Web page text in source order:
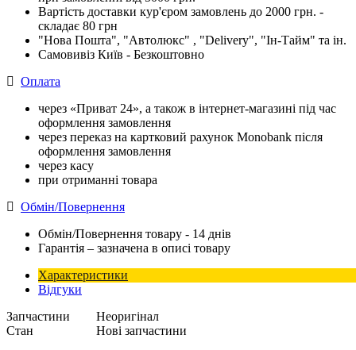
Вартість доставки кур'єром замовлень до 2000 грн. -
складає 80 грн
"Нова Пошта", "Автолюкс" , "Delivery", "Iн-Тайм" та ін.
Самовивіз Київ - Безкоштовно
Оплата
через «Приват 24», а також в інтернет-магазині під час
оформлення замовлення
через переказ на картковий рахунок Monobank після
оформлення замовлення
через касу
при отриманні товара
Обмін/Повернення
Обмін/Повернення товару - 14 днів
Гарантія – зазначена в описі товару
Характеристики
Відгуки
Запчастини
Неоригінал
Стан
Нові запчастини